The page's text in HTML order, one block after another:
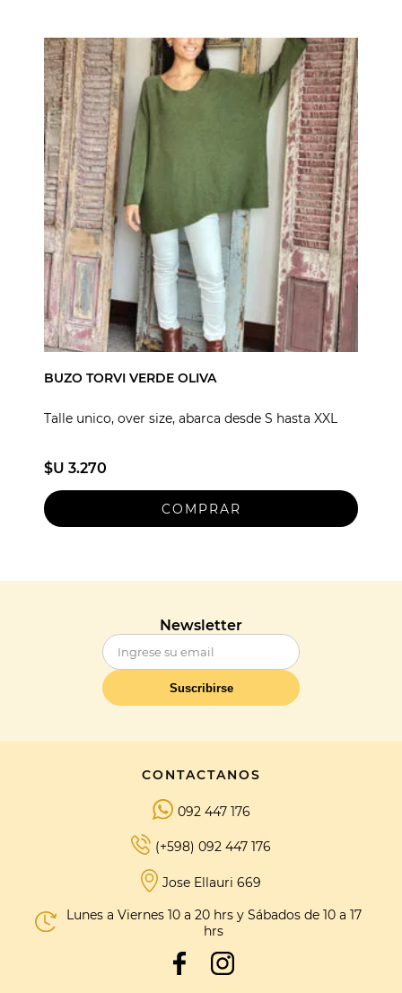
BUZO TORVI VERDE OLIVA
Talle unico, over size, abarca desde S hasta XXL
$U 3.270
Newsletter
Suscribirse
CONTACTANOS
092 447 176
(+598) 092 447 176
Jose Ellauri 669
Lunes a Viernes 10 a 20 hrs y Sábados de 10 a 17
hrs